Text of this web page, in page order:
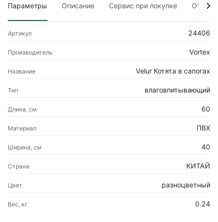
Параметры Описание Сервис при покупке Отзывы
Артикул 24406
Производитель Vortex
Название Velur Котята в сапогах
Тип влаговпитывающий
Длина, см 60
Материал ПВХ
Ширина, см 40
Страна КИТАЙ
Цвет разноцветный
Вес, кг 0.24